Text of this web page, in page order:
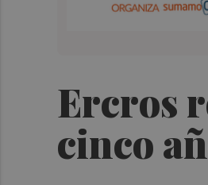
Ercros
cinco